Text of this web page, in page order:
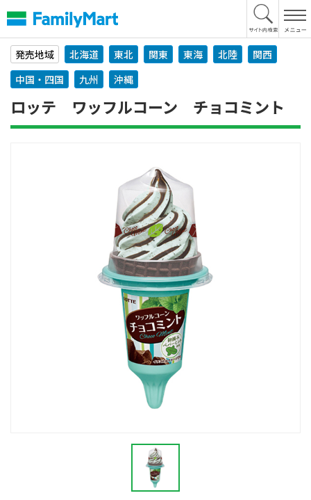
文
へ
発売地域
北海道 東北 関東 東海 北陸
関西
中国・四国
九州 沖縄
ロッテ ワッフルコーン チョコミント